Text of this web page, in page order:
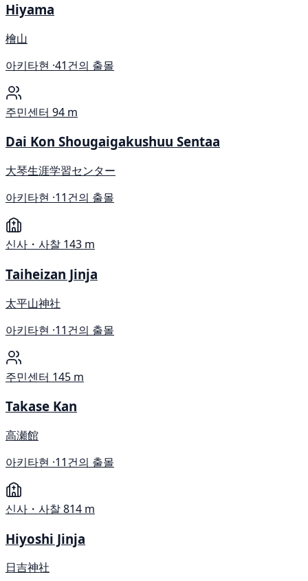
Hiyama
檜山
아키타현 ·41건의 출몰
주민센터 94 m
Dai Kon Shougaigakushuu Sentaa
大琴生涯学習センター
아키타현 ·11건의 출몰
신사・사찰 143 m
Taiheizan Jinja
太平山神社
아키타현 ·11건의 출몰
주민센터 145 m
Takase Kan
高瀬館
아키타현 ·11건의 출몰
신사・사찰814 m
Hiyoshi Jinja
日吉神社